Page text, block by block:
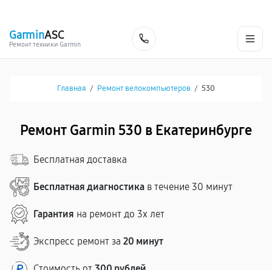
GarminASC
Ремонт техники Garmin
Главная / Ремонт велокомпьютеров / 530
Ремонт Garmin 530 в Екатеринбурге
Бесплатная доставка
Бесплатная диагностика в течение 30 минут
Гарантия на ремонт до 3х лет
Экспресс ремонт за 20 минут